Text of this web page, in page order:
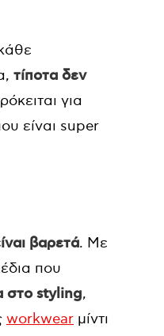
τίποτα δεν
για
είναι super
βαρετά. Με
που
στο styling,
workwear μίντι